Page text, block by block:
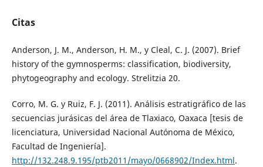
Citas
Anderson, J. M., Anderson, H. M., y Cleal, C. J. (2007). Brief
history of the gymnosperms: classification, biodiversity,
phytogeography and ecology. Strelitzia 20.
Corro, M. G. y Ruiz, F. J. (2011). Análisis estratigráfico de las
secuencias jurásicas del área de Tlaxiaco, Oaxaca [tesis de
licenciatura, Universidad Nacional Autónoma de México,
Facultad de Ingeniería].
http://132.248.9.195/ptb2011/mayo/0668902/Index.html.